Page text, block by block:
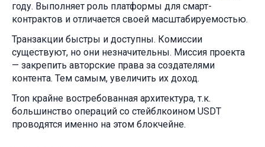
году. Выполняет роль платформы для смарт-
контрактов и отличается своей масштабируемостью.
Транзакции быстры и доступны. Комиссии
существуют, но они незначительны. Миссия проекта
— закрепить авторские права за создателями
контента. Тем самым, увеличить их доход.
Tron крайне востребованная архитектура, т.к.
большинство операций со стейблкоином USDT
проводятся именно на этом блокчейне.